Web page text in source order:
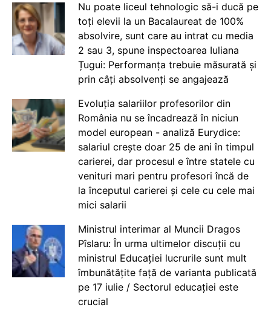
Nu poate liceul tehnologic să-i ducă pe
toți elevii la un Bacalaureat de 100%
absolvire, sunt care au intrat cu media
2 sau 3, spune inspectoarea Iuliana
Țugui: Performanța trebuie măsurată și
prin câți absolvenți se angajează
Evoluția salariilor profesorilor din
România nu se încadrează în niciun
model european - analiză Eurydice:
salariul crește doar 25 de ani în timpul
carierei, dar procesul e între statele cu
venituri mari pentru profesori încă de
la începutul carierei și cele cu cele mai
mici salarii
Ministrul interimar al Muncii Dragos
Pîslaru: În urma ultimelor discuții cu
ministrul Educației lucrurile sunt mult
îmbunătățite față de varianta publicată
pe 17 iulie / Sectorul educației este
crucial